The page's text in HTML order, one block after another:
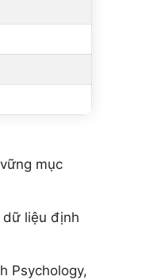
mục
liệu định
Psychology,